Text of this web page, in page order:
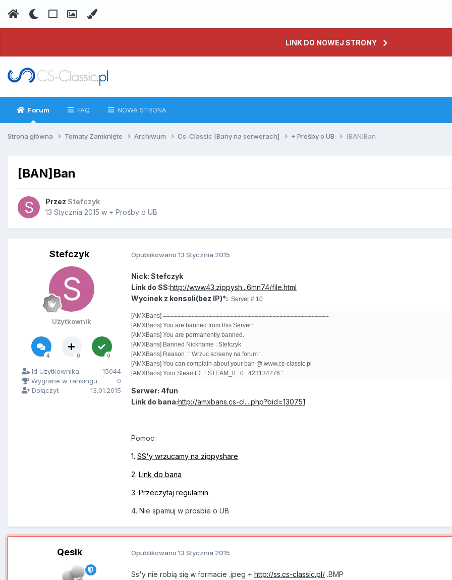
LINK DO NOWEJ STRONY
Forum FAQ NOWA STRONA
Strona główna Tematy Zamknięte Archiwum Cs-Classic [Bany na serwerach] + Prośby o UB [BAN]Ban
[BAN]Ban
Przez Stefczyk
13 Stycznia 2015 w + Prośby o UB
Stefczyk
Użytkownik
4 0 0
Id Użytkownika:
15044
Wygrane w rankingu:
0
Dołączył:
13.01.2015
Opublikowano 13 Stycznia 2015
Nick: Stefczyk
Link do SS:http://www43.zippysh...6mn74/file.html
Wycinek z konsoli(bez IP)*:. Server # 10
[AMXBans] ===============================================
[AMXBans] You are banned from this Server!
[AMXBans] You are permanently banned.
[AMXBans] Banned Nickname : Stefczyk
[AMXBans] Reason : ' Wrzuc screeny na forum '
[AMXBans] You can complain about your ban @ www.cs-classic.pl
[AMXBans] Your SteamID : ' STEAM_0 : 0 : 423134276 '
Serwer: 4fun
Link do bana:http://amxbans.cs-cl....php?bid=130751
Pomoc:
1. SS'y wrzucamy na zippyshare
2. Link do bana
3. Przeczytaj regulamin
4. Nie spamuj w prosbie o UB
Qesik Opublikowano 13 Stycznia 2015
Ss'y nie robią się w formacie .jpeg + http://ss.cs-classic.pl/ .BMP